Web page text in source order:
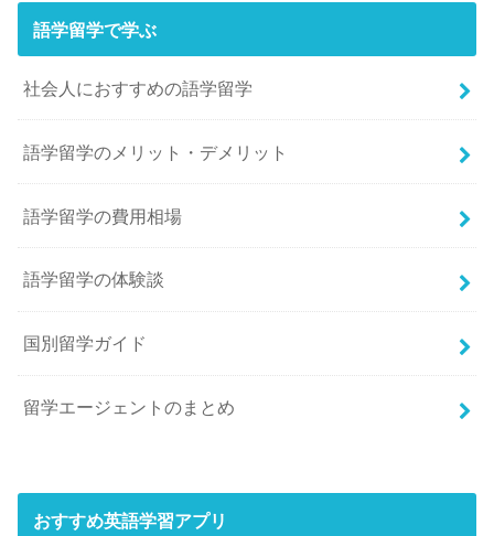
語学留学で学ぶ
社会人におすすめの語学留学
語学留学のメリット・デメリット
語学留学の費用相場
語学留学の体験談
国別留学ガイド
留学エージェントのまとめ
おすすめ英語学習アプリ